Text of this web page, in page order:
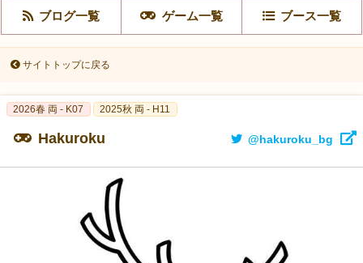
ブログ一覧 ゲーム一覧 ブース一覧
サイトトップに戻る
2026春 両 - K07 2025秋 両 - H11
Hakuroku @hakuroku_bg